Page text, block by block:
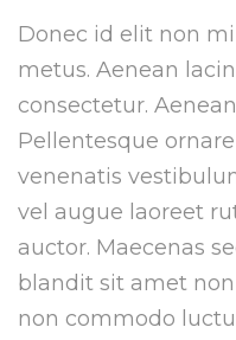
Donec id elit non
metus. Aenean
consectetur.
Pellentesque
venenatis
vel augue laoreet
auctor. Maecenas
blandit sit amet
non commodo